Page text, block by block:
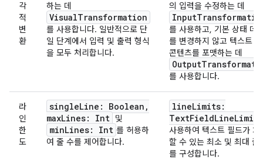
각
적
변
환
하는 데
VisualTransformation
를 사용합니다. 일반적으로 단
일 단계에서 입력 및 출력 형식
을 모두 처리합니다.
의 입력을 수정하는 데
를 사용하고, 기본 상태 데
를 변경하지 않고 텍스트
콘텐츠를 포맷하는 데
를 사용합니다.
라
인
한
도
singleLine: Boolean,
maxLines: Int 및
minLines: Int 를 허용하
여 줄 수를 제어합니다.
lineLimits:
TextFieldLineLimits
사용하여 텍스트 필드가 차
할 수 있는 최소 및 최대 줄
를 구성합니다.